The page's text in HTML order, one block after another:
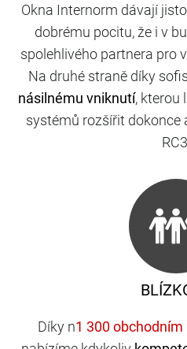
Díky n
Okna Internorm dávají
dobrému pocitu, že i v
spolehlivého partnera pro
Na druhé straně díky
násilnému vniknutí, kterou
systémů rozšířit dokonce